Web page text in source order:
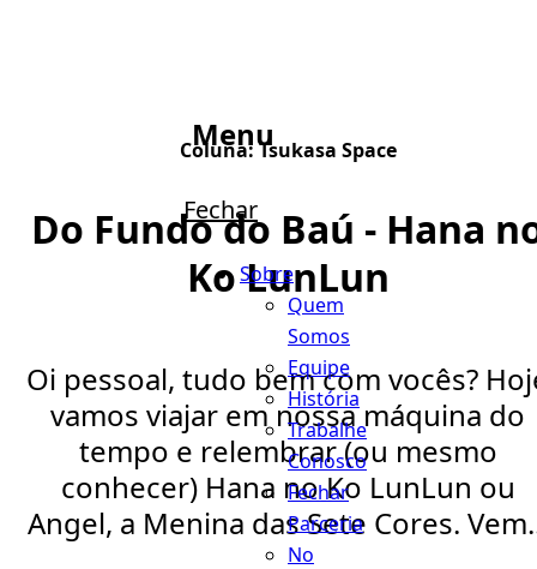
Menu
Fechar
Sobre
Quem
Somos
Equipe
História
Trabalhe
Conosco
Fechar
Parceria
No
Coluna:Tsukasa Space
Do Fundo do Baú - Hana
Ko LunLun
Oi pessoal, tudo bem com vocês?
vamos viajar em nossa máquina do
tempo e relembrar (ou mesmo
conhecer) Hana no Ko LunLun ou
Angel, a Menina das Sete Cores.